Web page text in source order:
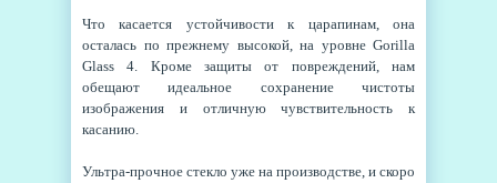
Что касается устойчивости к царапинам, она
осталась по прежнему высокой, на уровне Gorilla
Glass 4. Кроме защиты от повреждений, нам
обещают идеальное сохранение чистоты
изображения и отличную чувствительность к
касанию.
Ультра-прочное стекло уже на производстве, и скоро